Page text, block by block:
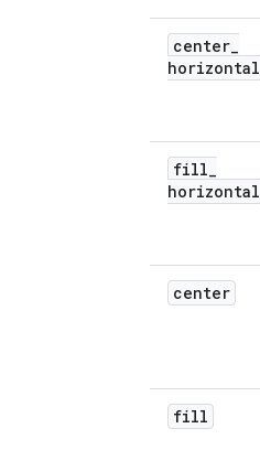
center_
horizontal
fill_
horizontal
center
fill